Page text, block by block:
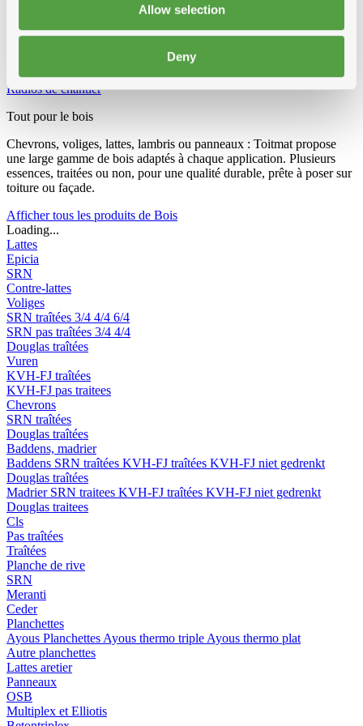
Allow selection
Deny
Echelles et passerelles de travailEchelles 2-parties convertibles
Echafaudage pliable
Echelles de toitAccessoires pour echelles
Radios de chantier
Tout pour le bois
Chevrons, voliges, lattes, lambris ou panneaux : Toitmat propose
une large gamme de bois adaptés à chaque application. Plusieurs
essences, traitées ou non, pour une qualité durable, prête à poser sur
toiture ou façade.
Afficher tous les produits de Bois
Loading...
Lattes
Epicia
SRN
Contre-lattes
Voliges
SRN traîtées 3/4 4/4 6/4
SRN pas traîtées 3/4 4/4
Douglas traîtées
Vuren
KVH-FJ traîtées
KVH-FJ pas traitees
Chevrons
SRN traîtées
Douglas traîtées
Baddens, madrier
Baddens SRN traîtées KVH-FJ traîtées KVH-FJ niet gedrenkt
Douglas traîtées
Madrier SRN traitees KVH-FJ traîtées KVH-FJ niet gedrenkt
Douglas traitees
Cls
Pas traîtées
Traîtées
Planche de rive
SRN
Meranti
Ceder
Planchettes
Ayous Planchettes Ayous thermo triple Ayous thermo plat
Autre planchettes
Lattes aretier
Panneaux
OSB
Multiplex et Elliotis